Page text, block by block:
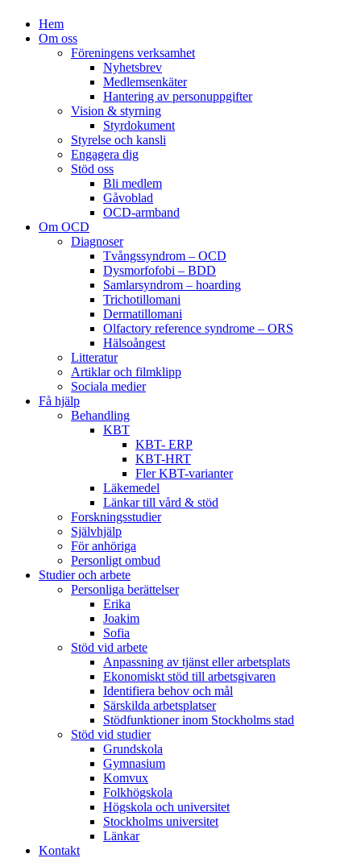
Hem
Om oss
Föreningens verksamhet
Nyhetsbrev
Medlemsenkäter
Hantering av personuppgifter
Vision & styrning
Styrdokument
Styrelse och kansli
Engagera dig
Stöd oss
Bli medlem
Gåvoblad
OCD-armband
Om OCD
Diagnoser
Tvångssyndrom – OCD
Dysmorfofobi – BDD
Samlarsyndrom – hoarding
Trichotillomani
Dermatillomani
Olfactory reference syndrome – ORS
Hälsoångest
Litteratur
Artiklar och filmklipp
Sociala medier
Få hjälp
Behandling
KBT
KBT- ERP
KBT-HRT
Fler KBT-varianter
Läkemedel
Länkar till vård & stöd
Forskningsstudier
Självhjälp
För anhöriga
Personligt ombud
Studier och arbete
Personliga berättelser
Erika
Joakim
Sofia
Stöd vid arbete
Anpassning av tjänst eller arbetsplats
Ekonomiskt stöd till arbetsgivaren
Identifiera behov och mål
Särskilda arbetsplatser
Stödfunktioner inom Stockholms stad
Stöd vid studier
Grundskola
Gymnasium
Komvux
Folkhögskola
Högskola och universitet
Stockholms universitet
Länkar
Kontakt